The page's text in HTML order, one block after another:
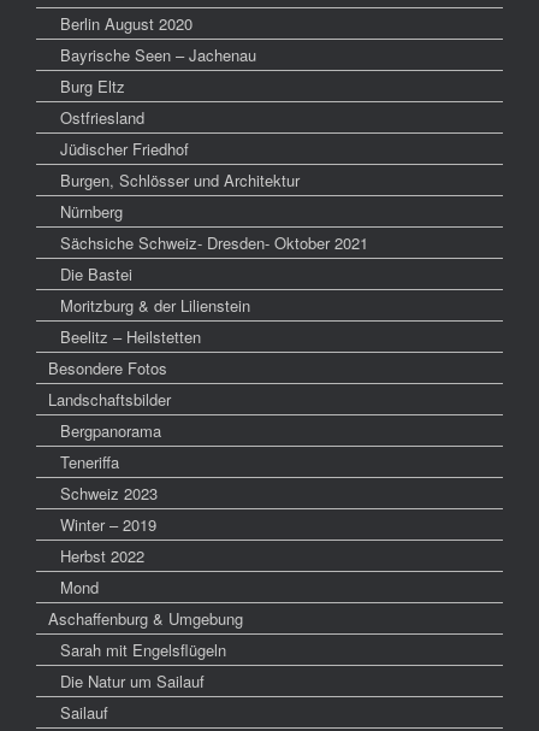
Berlin August 2020
Bayrische Seen – Jachenau
Burg Eltz
Ostfriesland
Jüdischer Friedhof
Burgen, Schlösser und Architektur
Nürnberg
Sächsiche Schweiz- Dresden- Oktober 2021
Die Bastei
Moritzburg & der Lilienstein
Beelitz – Heilstetten
Besondere Fotos
Landschaftsbilder
Bergpanorama
Teneriffa
Schweiz 2023
Winter – 2019
Herbst 2022
Mond
Aschaffenburg & Umgebung
Sarah mit Engelsflügeln
Die Natur um Sailauf
Sailauf